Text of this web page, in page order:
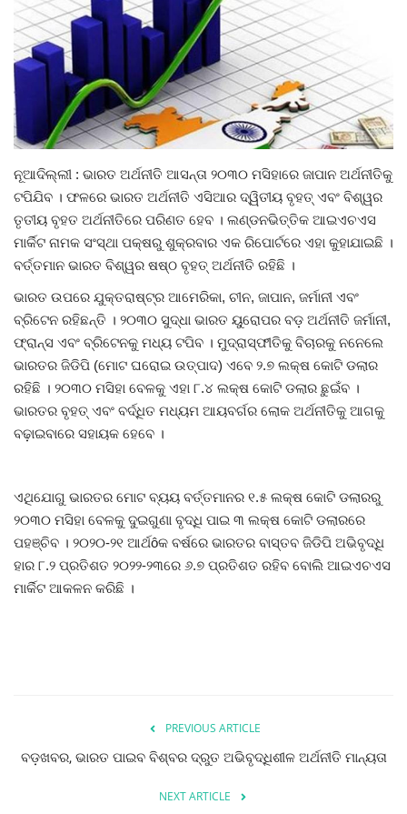
ରାଜନୀତି
ରାଜ୍ୟ ଖବର
ଜାତୀୟ ଖବର
ବିଶେଷ ଖବର
ସ୍ୱାସ୍ଥ୍ୟ ହିଁ ସମ୍ପଦ
ବେପାର ବଣିଜ
ଜାଣିବା କଥା
ହାଣ୍ଡିଶାଳ
ସଂସ୍କୃତି
ମନୋରଂଜନ
ରାଜ୍ୟ
ଗଳ୍ପ ଓ କବିତା
ନୂଆଦିଲ୍ଲୀ : ଭାରତ ଅର୍ଥନୀତି ଆସନ୍ତା ୨୦୩୦ ମସିହାରେ ଜାପାନ ଅର୍ଥନୀତିକୁ
ଟପିଯିବ । ଫଳରେ ଭାରତ ଅର୍ଥନୀତି ଏସିଆର ଦ୍ୱିତୀୟ ବୃହତ୍ ଏବଂ ବିଶ୍ୱର
ତୃତୀୟ ବୃହତ ଅର୍ଥନୀତିରେ ପରିଣତ ହେବ । ଲଣ୍ଡନଭିତ୍ତିକ ଆଇଏଚଏସ
ମାର୍କିଟ ନାମକ ସଂସ୍ଥା ପକ୍ଷରୁ ଶୁକ୍ରବାର ଏକ ରିପୋର୍ଟରେ ଏହା କୁହାଯାଇଛି ।
ବର୍ତ୍ତମାନ ଭାରତ ବିଶ୍ୱର ଷଷ୍ଠ ବୃହତ୍ ଅର୍ଥନୀତି ରହିଛି ।
ଭାରତ ଉପରେ ଯୁକ୍ତରାଷ୍ଟ୍ର ଆମେରିକା, ଚୀନ, ଜାପାନ, ଜର୍ମାନୀ ଏବଂ
ବ୍ରିଟେନ ରହିଛନ୍ତି । ୨୦୩୦ ସୁଦ୍ଧା ଭାରତ ୟୁରୋପର ବଡ଼ ଅର୍ଥନୀତି ଜର୍ମାନୀ,
ଫ୍ରାନ୍ସ ଏବଂ ବ୍ରିଟେନକୁ ମଧ୍ୟ ଟପିବ । ମୁଦ୍ରାସ୍ଫୀତିକୁ ବିଚାରକୁ ନନେଲେ
ଭାରତର ଜିଡିପି (ମୋଟ ଘରୋଇ ଉତ୍ପାଦ) ଏବେ ୨.୭ ଲକ୍ଷ କୋଟି ଡଲାର
ରହିଛି । ୨୦୩୦ ମସିହା ବେଳକୁ ଏହା ୮.୪ ଲକ୍ଷ କୋଟି ଡଲାର ଛୁଇଁବ ।
ଭାରତର ବୃହତ୍ ଏବଂ ବର୍ଦ୍ଧିତ ମଧ୍ୟମ ଆୟବର୍ଗର ଲୋକ ଅର୍ଥନୀତିକୁ ଆଗକୁ
ବଢ଼ାଇବାରେ ସହାୟକ ହେବେ ।
ଏଥିଯୋଗୁ ଭାରତର ମୋଟ ବ୍ୟୟ ବର୍ତ୍ତମାନର ୧.୫ ଲକ୍ଷ କୋଟି ଡଲାରରୁ
୨୦୩୦ ମସିହା ବେଳକୁ ଦୁଇଗୁଣା ବୃଦ୍ଧି ପାଇ ୩ ଲକ୍ଷ କୋଟି ଡଲାରରେ
ପହଞ୍ଚିବ । ୨୦୨୦-୨୧ ଆର୍ଥôକ ବର୍ଷରେ ଭାରତର ବାସ୍ତବ ଜିଡିପି ଅଭିବୃଦ୍ଧି
ହାର ୮.୨ ପ୍ରତିଶତ ୨୦୨୨-୨୩ରେ ୬.୭ ପ୍ରତିଶତ ରହିବ ବୋଲି ଆଇଏଚଏସ
ମାର୍କିଟ ଆକଳନ କରିଛି ।
PREVIOUS ARTICLE
ବଡ଼ଖବର, ଭାରତ ପାଇବ ବିଶ୍ବର ଦ୍ରୁତ ଅଭିବୃଦ୍ଧିଶୀଳ ଅର୍ଥନୀତି ମାନ୍ୟତା
NEXT ARTICLE